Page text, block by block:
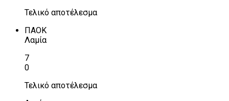
Τελικό αποτέλεσμα
ΠΑΟΚ
Λαμία
7
0
Τελικό αποτέλεσμα